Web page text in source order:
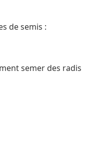
de semis :
semer des radis